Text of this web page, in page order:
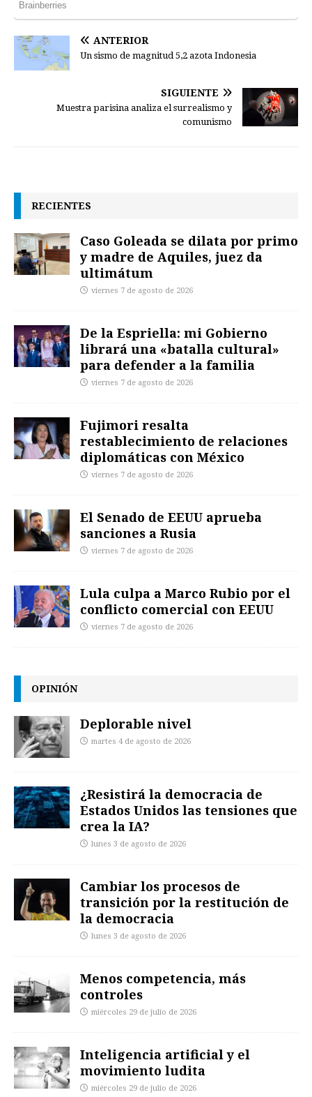
ANTERIOR
Un sismo de magnitud 5,2 azota Indonesia
SIGUIENTE
Muestra parisina analiza el surrealismo y
comunismo
RECIENTES
Caso Goleada se dilata por primo
y madre de Aquiles, juez da
ultimátum
viernes 7 de agosto de 2026
De la Espriella: mi Gobierno
librará una «batalla cultural»
para defender a la familia
viernes 7 de agosto de 2026
Fujimori resalta
restablecimiento de relaciones
diplomáticas con México
viernes 7 de agosto de 2026
El Senado de EEUU aprueba
sanciones a Rusia
viernes 7 de agosto de 2026
Lula culpa a Marco Rubio por el
conflicto comercial con EEUU
viernes 7 de agosto de 2026
OPINIÓN
Deplorable nivel
martes 4 de agosto de 2026
¿Resistirá la democracia de
Estados Unidos las tensiones que
crea la IA?
lunes 3 de agosto de 2026
Cambiar los procesos de
transición por la restitución de
la democracia
lunes 3 de agosto de 2026
Menos competencia, más
controles
miércoles 29 de julio de 2026
Inteligencia artificial y el
movimiento ludita
miércoles 29 de julio de 2026